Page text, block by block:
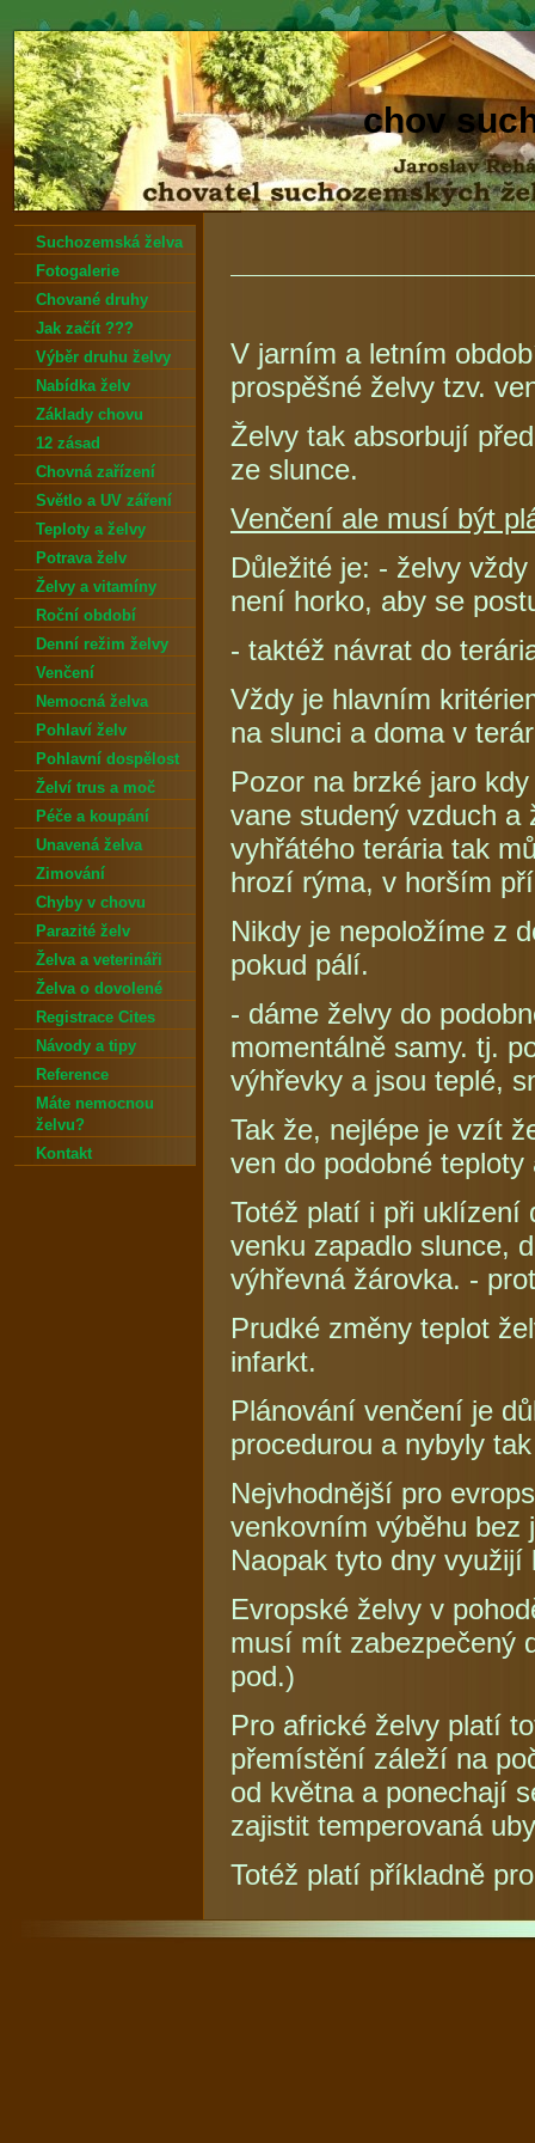
chov
V jarním a letním
prospěšné želvy tzv.
Želvy tak absorbují
ze slunce.
Venčení ale musí být
Důležité je: - želvy
není horko, aby se
- taktéž návrat do
Vždy je hlavním
na slunci a doma v
Pozor na brzké jaro
vane studený vzduch a
vyhřátého terária tak
hrozí rýma, v horším
Nikdy je nepoložíme z
pokud pálí.
- dáme želvy do
momentálně samy. tj.
výhřevky a jsou teplé,
Tak že, nejlépe je vzít
ven do podobné
Totéž platí i při uklízení
venku zapadlo slunce,
výhřevná žárovka. -
Prudké změny teplot
infarkt.
Plánování venčení je
procedurou a nybyly
Nejvhodnější pro
venkovním výběhu bez
Naopak tyto dny
Evropské želvy v
musí mít zabezpečený
pod.)
Pro africké želvy platí
přemístění záleží na
od května a ponechají
zajistit temperovaná
Totéž platí příkladně
Suchozemská želva
Fotogalerie
Chované druhy
Jak začít ???
Výběr druhu želvy
Nabídka želv
Základy chovu
12 zásad
Chovná zařízení
Světlo a UV záření
Teploty a želvy
Potrava želv
Želvy a vitamíny
Roční období
Denní režim želvy
Venčení
Nemocná želva
Pohlaví želv
Pohlavní dospělost
Želví trus a moč
Péče a koupání
Unavená želva
Zimování
Chyby v chovu
Parazité želv
Želva a veterináři
Želva o dovolené
Registrace Cites
Návody a tipy
Reference
Máte nemocnou
želvu?
Kontakt